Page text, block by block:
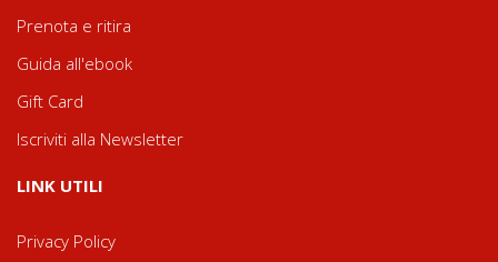
Prenota e ritira
Guida all'ebook
Gift Card
Iscriviti alla Newsletter
LINK UTILI
Privacy Policy